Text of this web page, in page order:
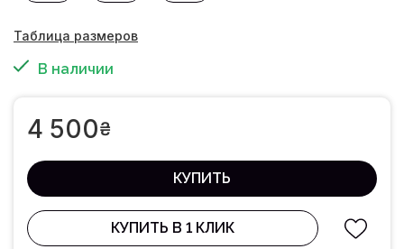
Таблица размеров
В наличии
4 500₴
КУПИТЬ
КУПИТЬ В 1 КЛИК